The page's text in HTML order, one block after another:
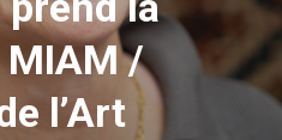
/
l’Art